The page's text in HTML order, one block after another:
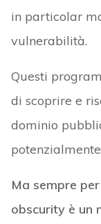
in particolar
vulnerabilità.
Questi
di scoprire e
dominio
Ma sempre
obscurity è un